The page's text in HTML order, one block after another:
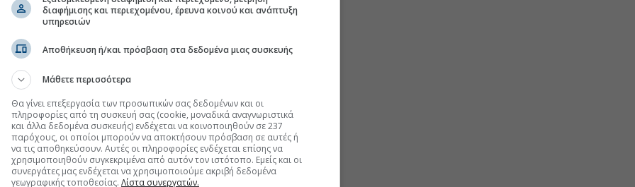
στη Metlen εντοπίζει η Optima Bank
επέκτασης στην Ελλάδα από την Optima
στο εξάμηνο, αναθεωρεί το guidance
τη διόρθωση… κραχ -Η ΠΕΙΡ, τα NPE και η
για Β. Μαρινάκη
στο Discover
διαφήμισης και περιεχομένου, έρευνα κοινού και ανάπτυξη
υπηρεσιών
Αποθήκευση ή/και πρόσβαση στα δεδομένα μιας συσκευής
Μάθετε περισσότερα
Θα γίνει επεξεργασία των προσωπικών σας δεδομένων και οι
πληροφορίες από τη συσκευή σας (cookie, μοναδικά αναγνωριστικά
και άλλα δεδομένα συσκευής) ενδέχεται να κοινοποιηθούν σε 237
παρόχους, οι οποίοι μπορούν να αποκτήσουν πρόσβαση σε αυτές ή
να τις αποθηκεύσουν. Αυτές οι πληροφορίες ενδέχεται επίσης να
χρησιμοποιηθούν συγκεκριμένα από αυτόν τον ιστότοπο. Εμείς και οι
συνεργάτες μας ενδέχεται να χρησιμοποιούμε ακριβή δεδομένα
γεωγραφικής τοποθεσίας. Λίστα συνεργατών.